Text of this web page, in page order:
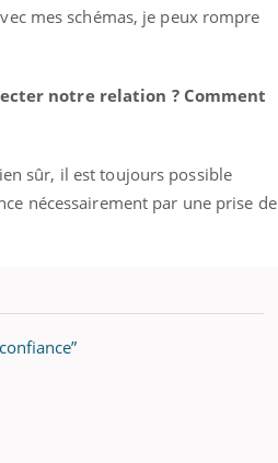
mes schémas, je peux rompre
notre relation ? Comment
sûr, il est toujours possible
nécessairement par une prise de